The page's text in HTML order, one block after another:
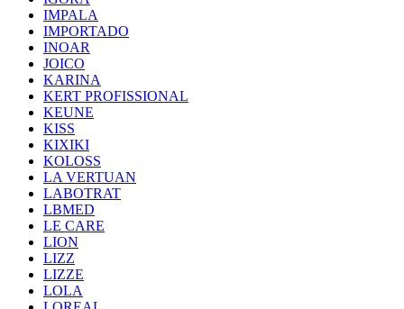
IMPALA
IMPORTADO
INOAR
JOICO
KARINA
KERT PROFISSIONAL
KEUNE
KISS
KIXIKI
KOLOSS
LA VERTUAN
LABOTRAT
LBMED
LE CARE
LION
LIZZ
LIZZE
LOLA